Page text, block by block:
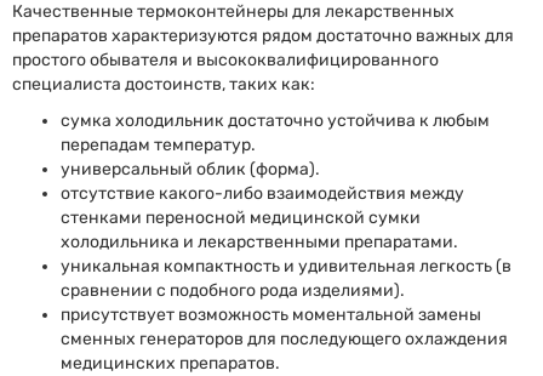
Качественные термоконтейнеры для лекарственных
препаратов характеризуются рядом достаточно важных для
простого обывателя и высококвалифицированного
специалиста достоинств, таких как:
сумка холодильник достаточно устойчива к любым
перепадам температур.
универсальный облик (форма).
отсутствие какого-либо взаимодействия между
стенками переносной медицинской сумки
холодильника и лекарственными препаратами.
уникальная компактность и удивительная легкость (в
сравнении с подобного рода изделиями).
присутствует возможность моментальной замены
сменных генераторов для последующего охлаждения
медицинских препаратов.